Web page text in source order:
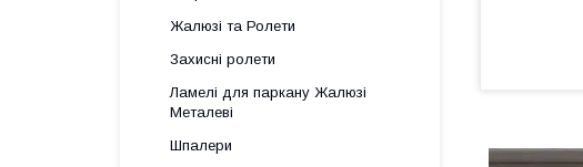
Жалюзі та Ролети
Захисні ролети
Ламелі для паркану Жалюзі
Металеві
Шпалери